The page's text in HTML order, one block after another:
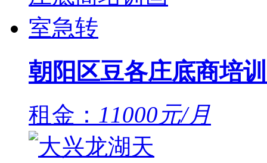
朝阳区豆各庄底商培
租金： 11000元/月